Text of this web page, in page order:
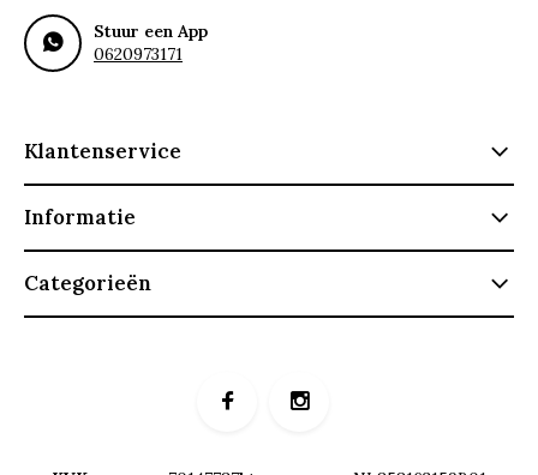
Stuur een App
0620973171
Klantenservice
Informatie
Categorieën